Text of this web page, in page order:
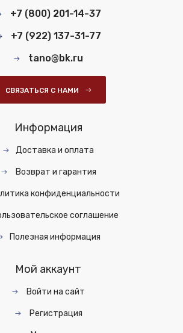
+7 (800) 201-14-37
+7 (922) 137-31-77
tano@bk.ru
СВЯЗАТЬСЯ С НАМИ
Информация
Доставка и оплата
Возврат и гарантия
конфиденциальности
соглашение
Полезная информация
Мой аккаунт
Войти на сайт
Регистрация